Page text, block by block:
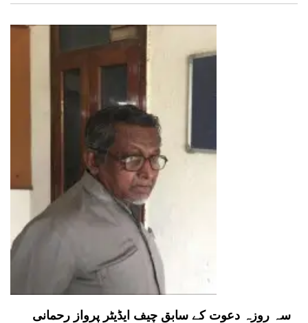
سہ روزہ دعوت کے سابق چیف ایڈیٹر پرواز رحمانی